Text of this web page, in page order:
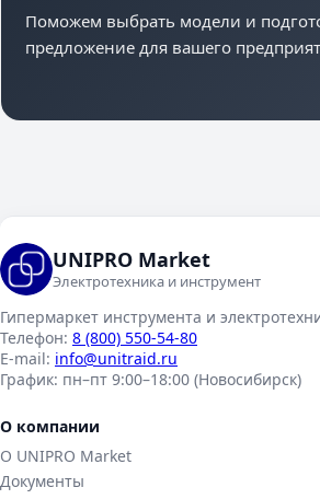
Поможем выбрать модели и
предложение для вашего
UNIPRO Market
Электротехника и инструмент
Гипермаркет инструмента и
Телефон: 8 (800) 550-54-80
E-mail: info@unitraid.ru
График: пн–пт 9:00–18:00 (Новосибирск)
О компании
О UNIPRO Market
Документы